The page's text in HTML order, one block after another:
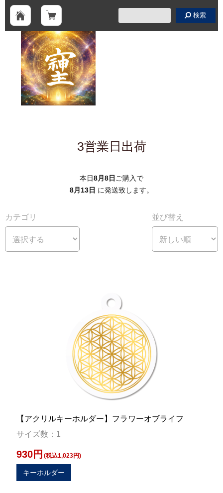
検索
3営業日出荷
本日8月8日 ご購入で
8月13日 に発送致します。
カテゴリ 並び替え
【アクリルキーホルダー】フラワーオブライフ
サイズ数：1
930円 (税込1,023円)
キーホルダー